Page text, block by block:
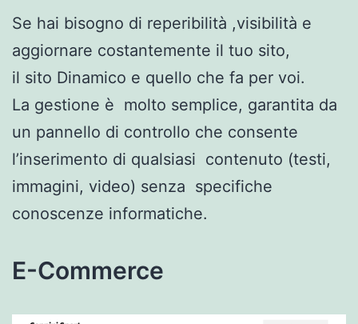
Se hai bisogno di reperibilità ,visibilità e
aggiornare costantemente il tuo sito,
il sito Dinamico e quello che fa per voi.
La gestione è molto semplice, garantita da
un pannello di controllo che consente
l’inserimento di qualsiasi contenuto (testi,
immagini, video) senza specifiche
conoscenze informatiche.
E-Commerce